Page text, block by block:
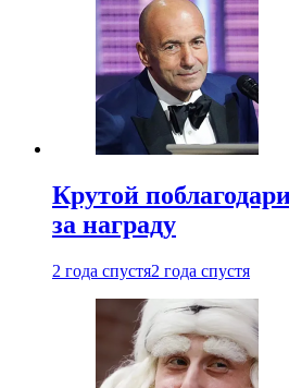
Крутой
за награду
2 года спустя2 года спустя